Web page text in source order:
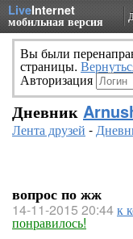
LiveInternet
мобильная версия
Вы были
страницы.
Авторизация
Дневник
Лента друзей -
вопрос по жж
14-11-2015 20:44к
понравилось!